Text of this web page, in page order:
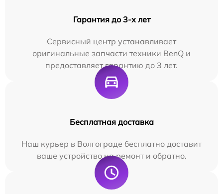
Гарантия до 3-х лет
Сервисный центр устанавливает
оригинальные запчасти техники BenQ и
предоставляет гарантию до 3 лет.
Бесплатная доставка
Наш курьер в Волгограде бесплатно доставит
ваше устройство на ремонт и обратно.